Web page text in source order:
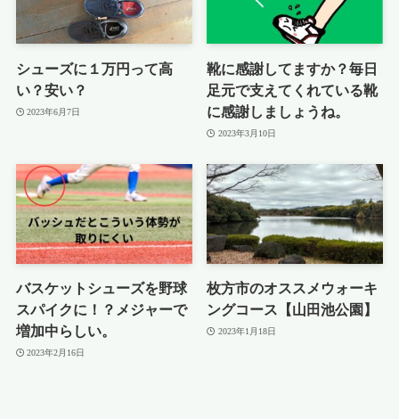
シューズに１万円って高
い？安い？
2023年6月7日
靴に感謝してますか？毎日
足元で支えてくれている靴
に感謝しましょうね。
2023年3月10日
バスケットシューズを野球
スパイクに！？メジャーで
増加中らしい。
2023年2月16日
枚方市のオススメウォーキ
ングコース【山田池公園】
2023年1月18日